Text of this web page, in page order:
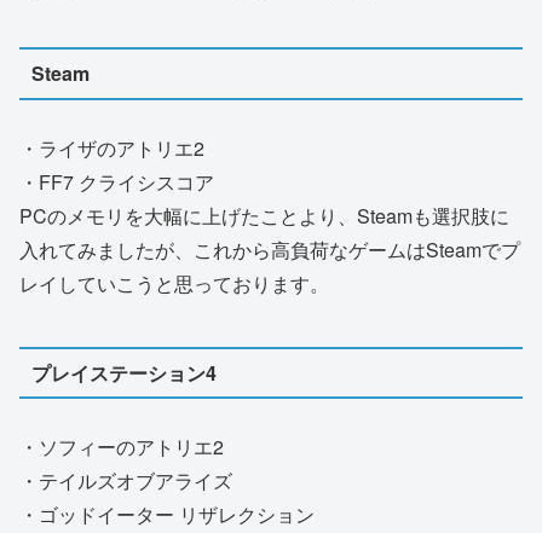
Steam
・ライザのアトリエ2
・FF7 クライシスコア
PCのメモリを大幅に上げたことより、Steamも選択肢に
入れてみましたが、これから高負荷なゲームはSteamでプ
レイしていこうと思っております。
プレイステーション4
・ソフィーのアトリエ2
・テイルズオブアライズ
・ゴッドイーター リザレクション